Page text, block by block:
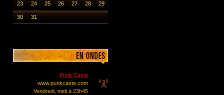
23 24 25 26 27 28 29
30 31
Punk Caste
www.punkcaste.com
Vendredi, midi à 23h45